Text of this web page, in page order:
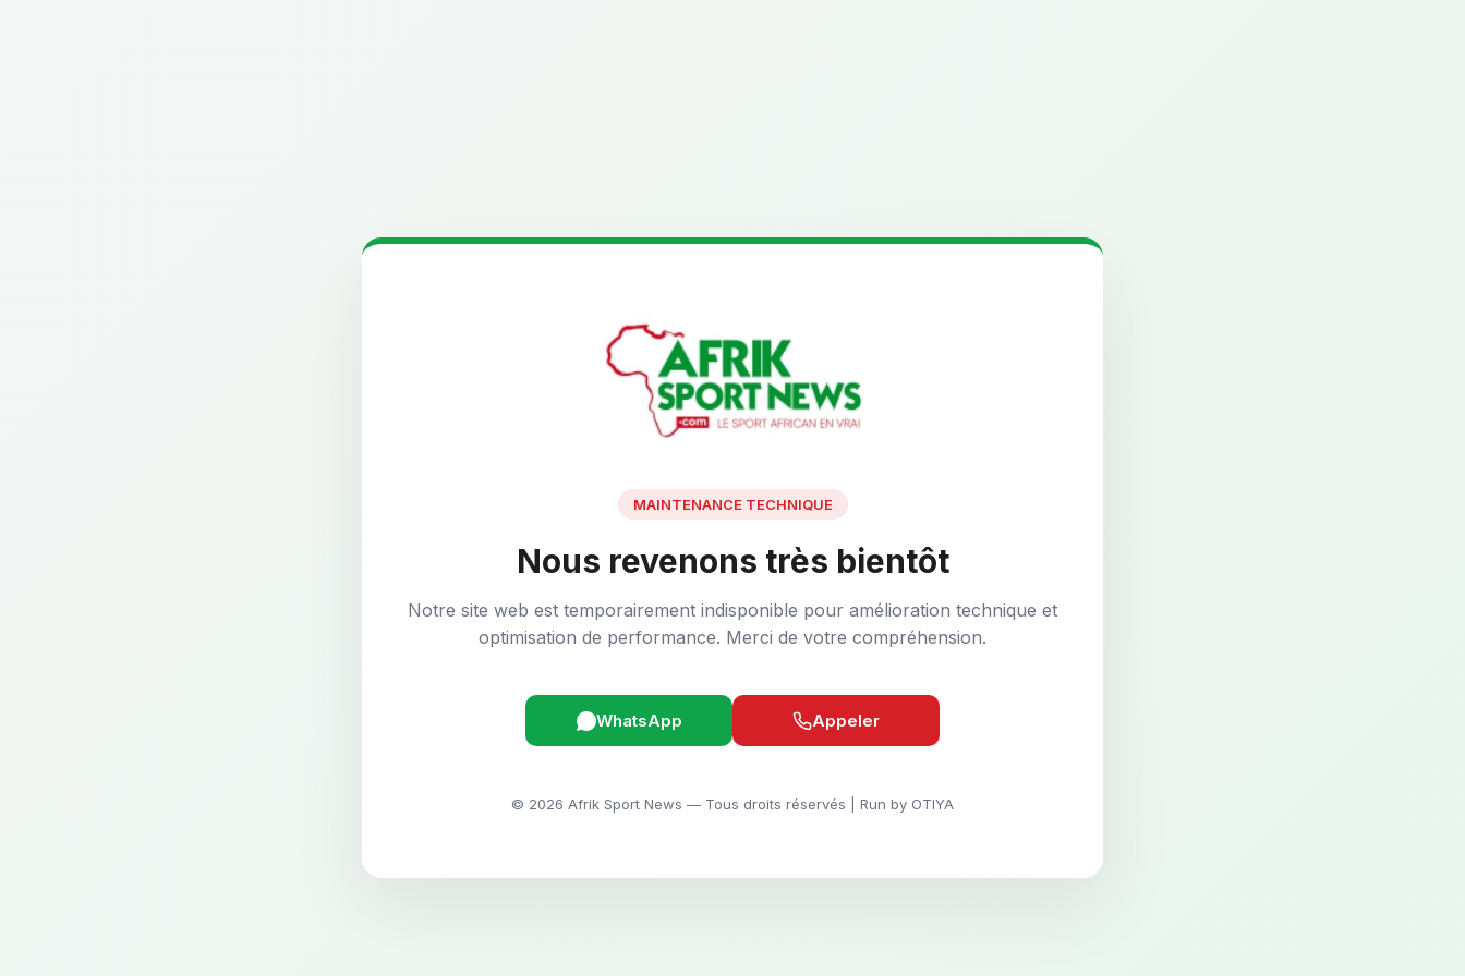
MAINTENANCE TECHNIQUE
Nous revenons très bientôt
Notre site web est temporairement indisponible pour amélioration technique et
optimisation de performance. Merci de votre compréhension.
WhatsApp Appeler
© 2026 Afrik Sport News — Tous droits réservés | Run by OTIYA